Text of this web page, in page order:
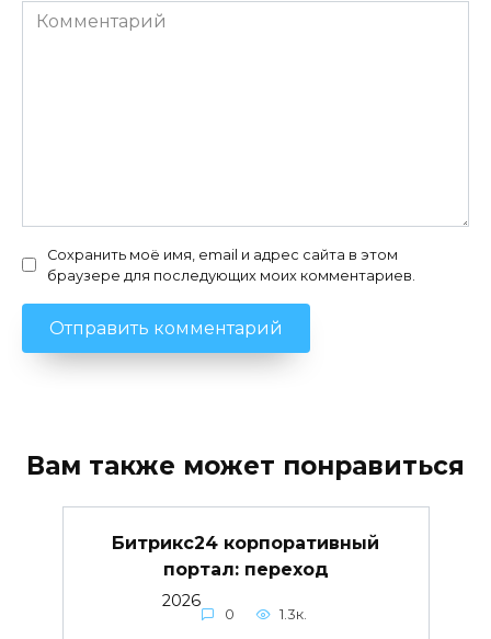
Комментарий
Сохранить моё имя, email и адрес сайта в этом
браузере для последующих моих комментариев.
Вам также может понравиться
Битрикс24 корпоративный
портал: переход
2026
0 1.3к.